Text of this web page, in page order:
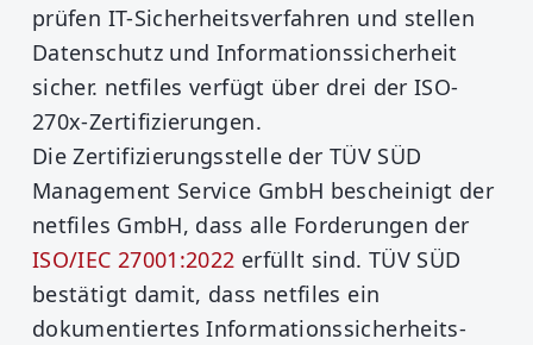
prüfen IT-Sicherheitsverfahren und stellen
Datenschutz und Informationssicherheit
sicher. netfiles verfügt über drei der ISO-
270x-Zertifizierungen.
Die Zertifizierungsstelle der TÜV SÜD
Management Service GmbH bescheinigt der
netfiles GmbH, dass alle Forderungen der
ISO/IEC 27001:2022 erfüllt sind. TÜV SÜD
bestätigt damit, dass netfiles ein
dokumentiertes Informationssicherheits-